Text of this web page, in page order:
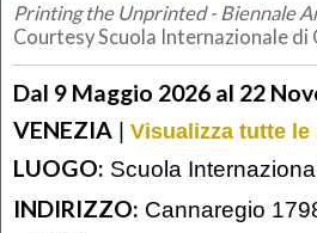
Printing the Unprinted - Biennale
Courtesy Scuola Internazionale di
Dal 9 Maggio 2026 al 22
VENEZIA | Visualizza tutte le
LUOGO: Scuola
INDIRIZZO: Cannaregio